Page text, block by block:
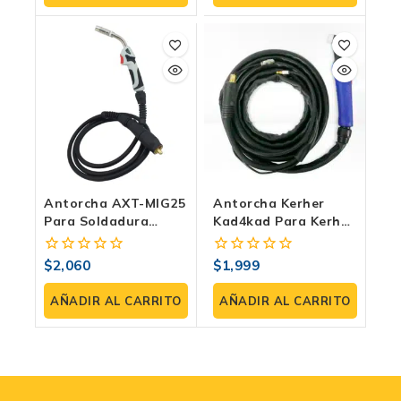
Antorcha AXT-MIG25
Para Soldadura
MIG/MAG – 200-230A,
3 Metros, Tipo
Binzel, Uso
Profesional
0
fuera
de
5
$2,060
AÑADIR AL CARRITO
Antorcha Kerher
Kad4kad Para Kerher
Kad200hd Tig Lift
0
fuera
de
5
$1,999
AÑADIR AL CARRITO